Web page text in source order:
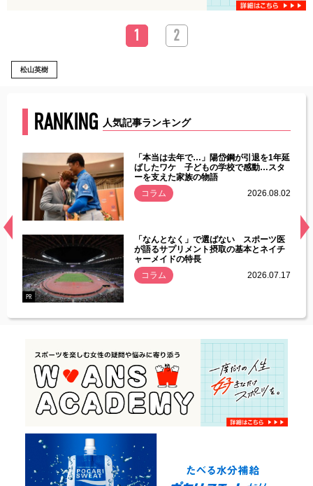
1 2
松山英樹
RANKING 人気記事ランキング
常
「本当は去年で…」陽岱鋼が引退を1年延
ばしたワケ 子どもの学校で感動…スタ
ーを支えた家族の物語
コラム
2026.08.02
PR
「なんとなく」で選ばない スポーツ医
が語るサプリメント摂取の基本とネイチ
ャーメイドの特長
コラム
2026.07.17